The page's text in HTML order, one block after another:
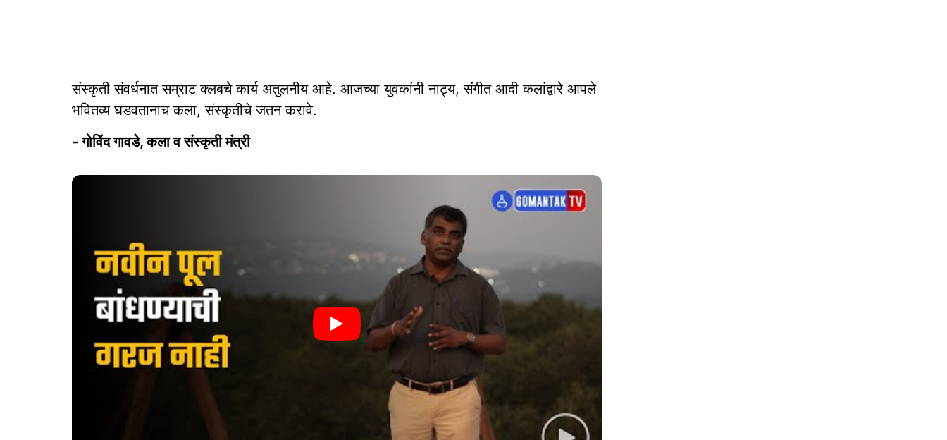
संस्कृती संवर्धनात सम्राट क्लबचे कार्य अतुलनीय आहे. आजच्या युवकांनी नाट्य, संगीत आदी कलांद्वारे आपले
भवितव्य घडवतानाच कला, संस्कृतीचे जतन करावे.
- गोविंद गावडे, कला व संस्कृती मंत्री